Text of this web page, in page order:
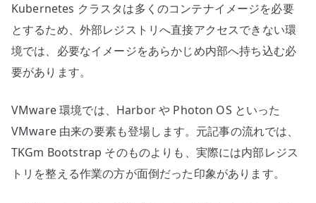
Kubernetes クラスタは多くのコンテナイメージを必要
とするため、外部レジストリへ直接アクセスできない環
境では、必要なイメージをあらかじめ内部へ持ち込む必
要があります。
VMware 環境では、Harbor や Photon OS といった
VMware 由来の要素も登場します。元記事の流れでは、
TKGm Bootstrap そのものよりも、実際には内部レジス
トリを整える作業の方が面倒だった印象があります。